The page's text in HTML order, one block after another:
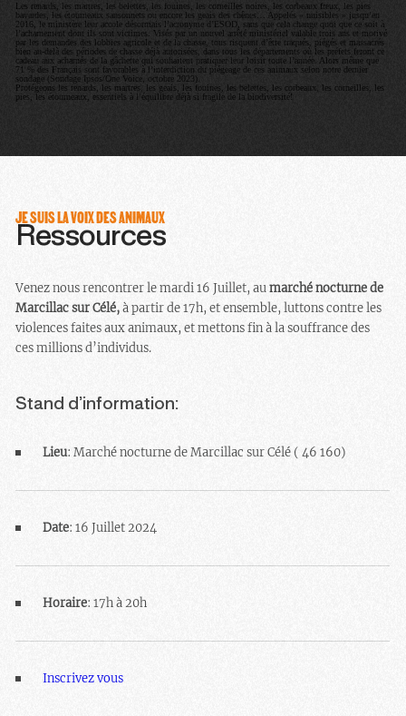
Les renards, les martres, les belettes, les fouines, les corneilles noires, les corbeaux freux, les pies
bavardes, les étourneaux sansonnets ou encore les geais des chênes… Appelés « nuisibles » jusqu’en
2016, le ministère leur accole désormais l’acronyme d’ESOD, sans que cela change quoi que ce soit à
l’acharnement dont ils sont victimes. Visés par un nouvel arrêté ministériel valable trois ans et motivé
par les demandes des lobbies agricole et de la chasse, tous risquent d’être traqués, piégés et massacrés
bien au-delà des périodes de chasse déjà autorisées, dans tous les départements où les préfets feront ce
cadeau aux acharnés de la gâchette qui souhaitent pratiquer leur loisir toute l’année. Alors même que
71 % des Français sont favorables à l’interdiction du piégeage de ces animaux selon notre dernier
sondage (Sondage Ipsos/One Voice, octobre 2023).
Protégeons les renards, les martres, les geais, les fouines, les belettes, les corbeaux, les corneilles, les
pies, les étourneaux, essentiels à l’équilibre déjà si fragile de la biodiversité!
JE SUIS LA VOIX DES ANIMAUX
Ressources
Venez nous rencontrer le mardi 16 Juillet, aumarché nocturne de
Marcillac sur Célé,à partir de 17h, et ensemble, luttons contre les
violences faites aux animaux, et mettons fin à la souffrance des
ces millions d’individus.
Stand d’information:
Lieu: Marché nocturne de Marcillac sur Célé ( 46 160)
Date: 16 Juillet 2024
Horaire: 17h à 20h
Inscrivez vous